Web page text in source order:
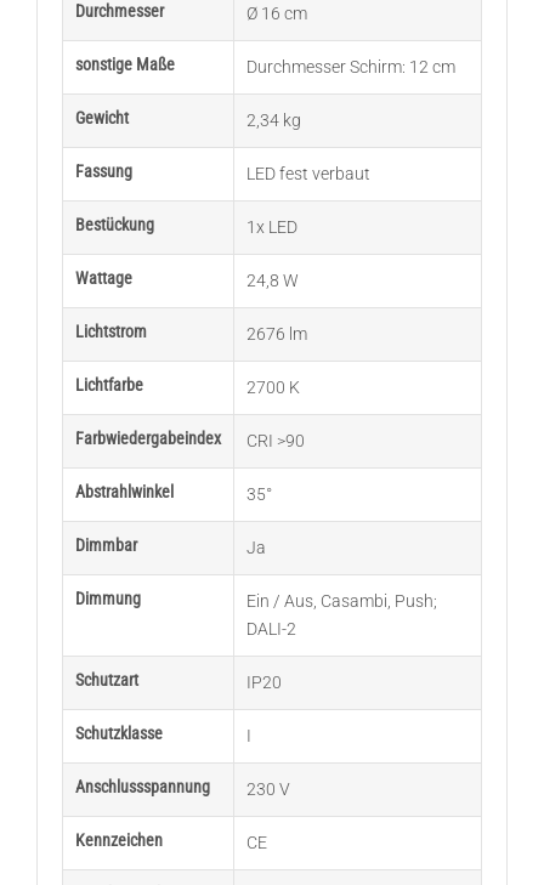
Durchmesser Ø 16 cm
sonstige Maße Durchmesser Schirm: 12 cm
Gewicht 2,34 kg
Fassung LED fest verbaut
Bestückung 1x LED
Wattage 24,8 W
Lichtstrom 2676 lm
Lichtfarbe 2700 K
Farbwiedergabeindex CRI >90
Abstrahlwinkel 35°
Dimmbar Ja
Dimmung Ein / Aus, Casambi Push;
DALI-2
Schutzart IP20
Schutzklasse I
Anschlussspannung 230 V
Kennzeichen CE